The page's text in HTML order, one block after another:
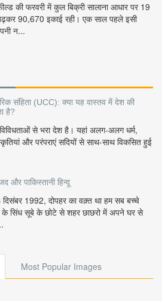
की फरवरी में कुल बिक्री सालाना आधार पर 19
90,670 इकाई रही। एक साल पहले इसी
न...
संहिता (UCC): क्या यह वास्तव में देश की
है?
से भरा देश है। यहां अलग-अलग धर्म,
और परंपराएं सदियों से साथ-साथ विकसित हुई
और पाकिस्तानी हिन्दू
दिसंबर 1992, दोपहर का वक़्त था हम सब बच्चे
के सिंध सूबे के छोटे से शहर छाछरो में अपने घर से
Most Popular Images